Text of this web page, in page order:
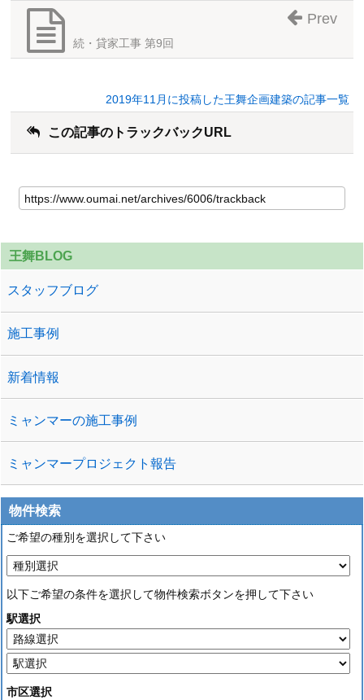
続・貸家工事 第9回
Prev
2019年11月に投稿した王舞企画建築の記事一覧
この記事のトラックバックURL
王舞BLOG
スタッフブログ
施工事例
新着情報
ミャンマーの施工事例
ミャンマープロジェクト報告
物件検索
ご希望の種別を選択して下さい
以下ご希望の条件を選択して物件検索ボタンを押して下さい
駅選択
市区選択